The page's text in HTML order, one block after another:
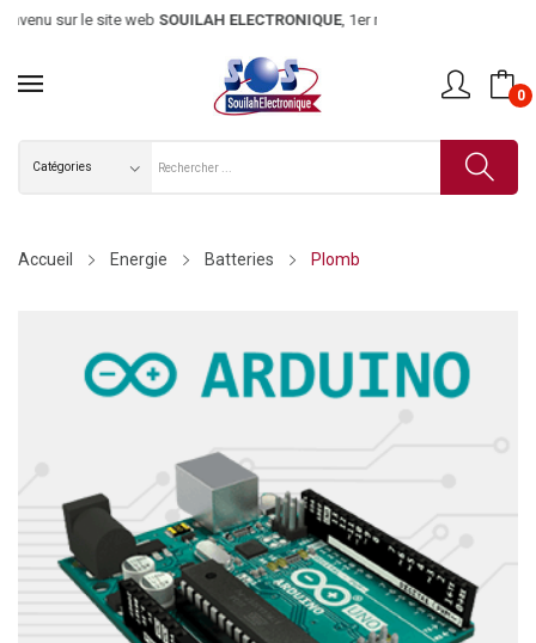
sur le site webSOUILAH ELECTRONIQUE, 1er magasin
0
Accueil Energie Batteries Plomb